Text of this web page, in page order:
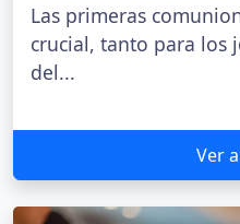
Las primeras
crucial, tanto para los
del...
Ver